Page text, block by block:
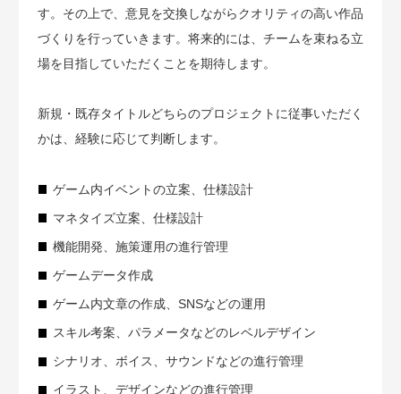
す。その上で、意見を交換しながらクオリティの高い作品
づくりを行っていきます。将来的には、チームを束ねる立
場を目指していただくことを期待します。
新規・既存タイトルどちらのプロジェクトに従事いただく
かは、経験に応じて判断します。
ゲーム内イベントの立案、仕様設計
マネタイズ立案、仕様設計
機能開発、施策運用の進行管理
ゲームデータ作成
ゲーム内文章の作成、SNSなどの運用
スキル考案、パラメータなどのレベルデザイン
シナリオ、ボイス、サウンドなどの進行管理
イラスト、デザインなどの進行管理